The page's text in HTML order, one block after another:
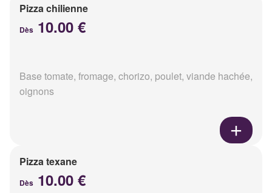
Pizza chilienne
Dès 10.00 €
Base tomate, fromage, chorizo, poulet, viande hachée,
oignons
Pizza texane
Dès 10.00 €